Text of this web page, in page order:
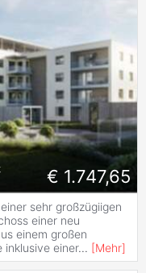
€ 1.747,65
sehr großzügiigen
einer neu
einem großen
inklusive einer... [Mehr]